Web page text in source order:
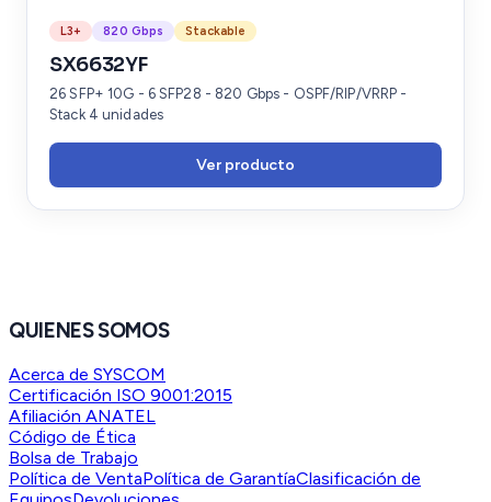
L3+ 820 Gbps Stackable
SX6632YF
26 SFP+ 10G - 6 SFP28 - 820 Gbps - OSPF/RIP/VRRP -
Stack 4 unidades
Ver producto
QUIENES SOMOS
Acerca de SYSCOM
Certificación ISO 9001:2015
Afiliación ANATEL
Código de Ética
Bolsa de Trabajo
Política de VentaPolítica de GarantíaClasificación de